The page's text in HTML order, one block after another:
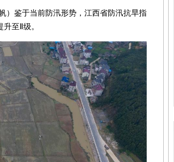
鉴于当前防汛形势，江西省防汛抗旱指
至Ⅱ级。